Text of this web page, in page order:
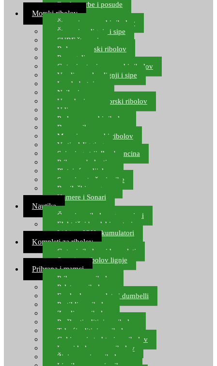
Feeder torbe i posude
Morski ribolov
Štapovi za morski ribolov
Štapovi za lignje i sipe
SURF štapovi
Role za morski ribolov
Parangali
Gotovi setovi za morski ribolov
Varalice za lov lignji i sipe
Lov hobotnice
Najloni za more
Upredenice za morski ribolov
Udice za more
Perle za morski ribolov
Brum prihrana za more
Mamci za morski ribolov
Vertical Jigging
Spinning strijelke, brancina
Pribor za bolentino
Plutajuća odijela
Sonari za traženje ribe
Ronilački program
Kamere i Sonari
Nautika
Čamci za ribolov, gumenjaci
Električni brodski motori
Lithium ION akumulatori
Kompleti za ribolov
Gotovi ribolovni kompleti
Setovi za ribolov lignje
Prihrana i mamci
Prihrana za ribolov
Pelete za ribolov
Feeder lovne pelete i dumbelli
Partikli za ribolov
Zemlja za ribolov
Praškasti aditivi za ribolov
Tekući aditivi za ribolov
Gel i sprej atraktori za ribolov
Lovni kukuruz za ribolov
Živi mamci za ribolov